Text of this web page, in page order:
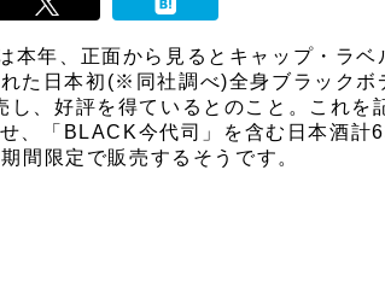
年、正面から見るとキャップ・ラベ
た日本初(※同社調べ)全身ブラックボ
、好評を得ているとのこと。これを
、「BLACK今代司」を含む日本酒計
間限定で販売するそうです。